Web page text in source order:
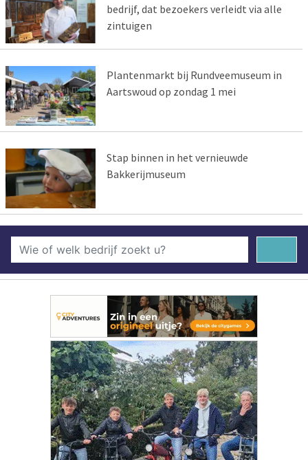
bedrijf, dat bezoekers verleidt via alle
zintuigen
Plantenmarkt bij Rundveemuseum in
Aartswoud op zondag 1 mei
Stap binnen in het vernieuwde
Bakkerijmuseum